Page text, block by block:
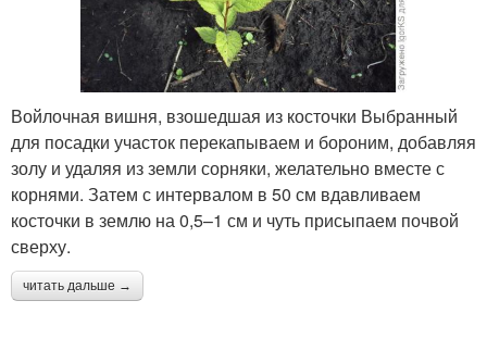
Войлочная вишня, взошедшая из косточки Выбранный
для посадки участок перекапываем и бороним, добавляя
золу и удаляя из земли сорняки, желательно вместе с
корнями. Затем с интервалом в 50 см вдавливаем
косточки в землю на 0,5–1 см и чуть присыпаем почвой
сверху.
читать дальше →